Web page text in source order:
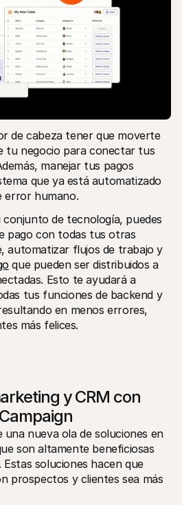
de cabeza tener que moverte
tu negocio para conectar tus
manejar tus pagos
que ya está automatizado
error humano.
de tecnología, puedes
pago con todas tus otras
que pueden ser distribuidos a
Esto te ayudará a
tus funciones de backend y
en menos errores,
más felices.
y CRM con
nueva ola de soluciones en
son altamente beneficiosas
soluciones hacen que
prospectos y clientes sea más